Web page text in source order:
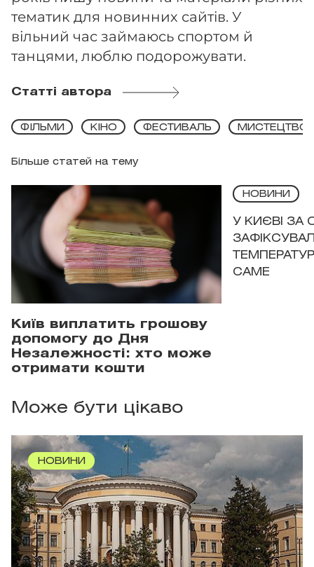
тематик для новинних сайтів. У
вільний час займаюсь спортом й
танцями, люблю подорожувати.
Статті автора
Більше статей на тему
ФІЛЬМИ КІНО ФЕСТИВАЛЬ МИСТЕЦТВО
Київ виплатить грошову
допомогу до Дня
Незалежності: хто може
отримати кошти
НОВИНИ
У КИЄВІ ЗА
САМЕ
Може бути цікаво
НОВИНИ